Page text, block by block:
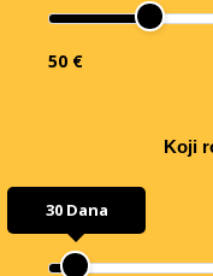
50 €
Koji
30 Dana